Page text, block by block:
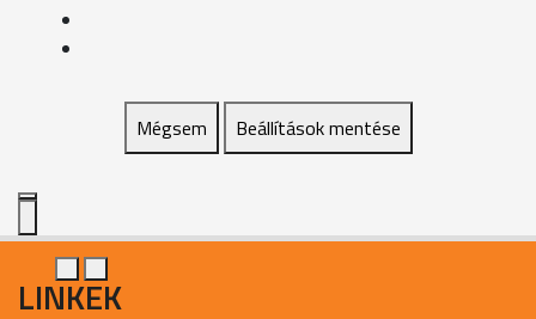
Mégsem Beállítások mentése
LINKEK